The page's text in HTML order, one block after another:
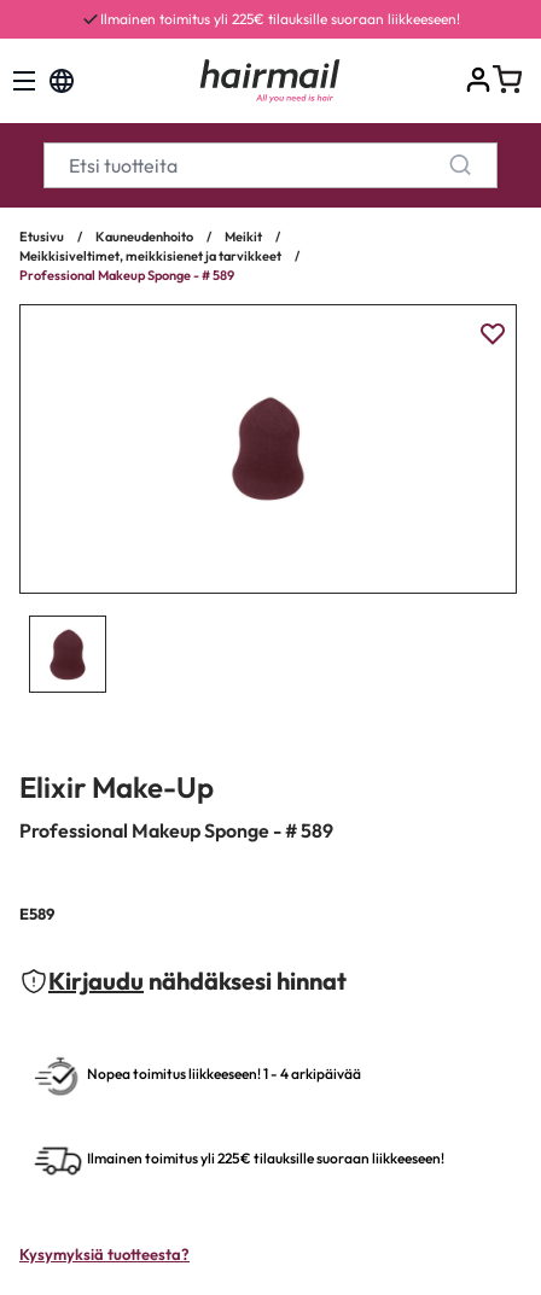
Ilmainen toimitus yli 225€ tilauksille suoraan liikkeeseen!
Etusivu / Kauneudenhoito / Meikit
/
Meikkisiveltimet, meikkisienet ja tarvikkeet
/
Professional Makeup Sponge - # 589
Elixir Make-Up
Professional Makeup Sponge - # 589
E589
Kirjaudu nähdäksesi hinnat
Nopea toimitus liikkeeseen! 1 - 4 arkipäivää
Ilmainen toimitus yli 225€ tilauksille suoraan liikkeeseen!
Kysymyksiä tuotteesta?